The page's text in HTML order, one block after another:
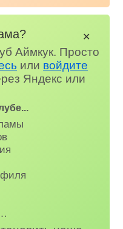
Аймкук. Просто
или войдите
Яндекс или
✕